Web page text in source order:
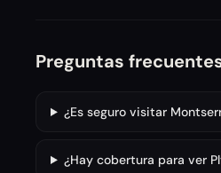
Preguntas
¿Es seguro visitar
¿Hay cobertura para ver